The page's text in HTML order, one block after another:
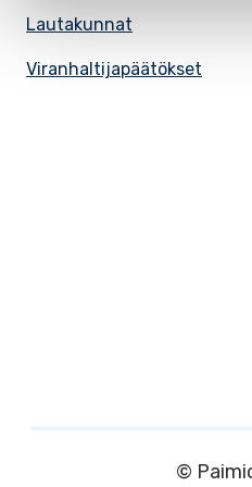
Lautakunnat
Viranhaltijapäätökset
©